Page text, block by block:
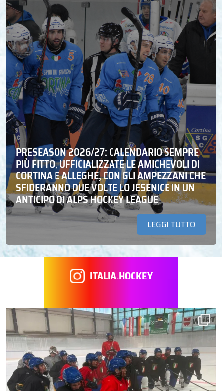
PRESEASON 2026/27: CALENDARIO SEMPRE
PIÙ FITTO, UFFICIALIZZATE LE AMICHEVOLI DI
CORTINA E ALLEGHE, CON GLI AMPEZZANI CHE
SFIDERANNO DUE VOLTE LO JESENICE IN UN
ANTICIPO DI ALPS HOCKEY LEAGUE
LEGGI TUTTO
ITALIA.HOCKEY